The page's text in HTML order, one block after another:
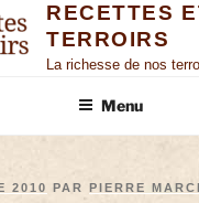
RECETTES
TERROIRS
La richesse de nos
Menu
2010 PAR PIERRE